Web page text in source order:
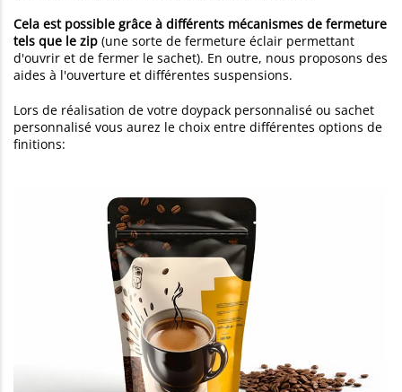
Cela est possible grâce à différents mécanismes de fermeture
tels que le zip (une sorte de fermeture éclair permettant
d'ouvrir et de fermer le sachet). En outre, nous proposons des
aides à l'ouverture et différentes suspensions.
Lors de réalisation de votre doypack personnalisé ou sachet
personnalisé vous aurez le choix entre différentes options de
finitions: